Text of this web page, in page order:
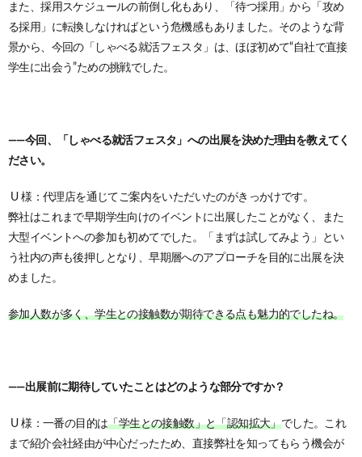
また、採用スケジュールの前倒し化もあり、「待つ採用」から「攻め
る採用」に転換しなければという危機感もありました。 そのような背
景から、今回の「しゃべる就活フェスタ」は、ほぼ初めて“自社で直接
学生に出会う”ための挑戦でした。
——今回、「しゃべる就活フェスタ」への出展を決めた理由を教えてく
ださい。
U 様：代理店を通じてご案内をいただいたのがきっかけです。
弊社はこれまで早期学生向けのイベントに出展したことがなく、また
大型イベントへの参加も初めてでした。
「まずは試してみよう」とい
う社内の声も後押しとなり、早期層へのアプローチを目的に出展を決
めました。
参加人数が多く、学生との接触数が期待できる点も魅力的でしたね。
——出展前に期待していたことはどのような部分ですか？
U 様：一番の目的は「学生との接触数」と「認知拡大」でした。
これ
まで紹介会社経由が中心だったため、直接弊社を知ってもらう機会が